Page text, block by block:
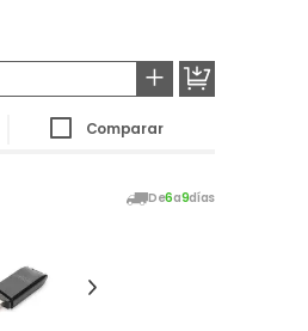
+
Comparar
De6a9días